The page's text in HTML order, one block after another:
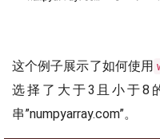
这个例子展示了如何使用
选择了大于3且小于8
串”numpyarray.com”。